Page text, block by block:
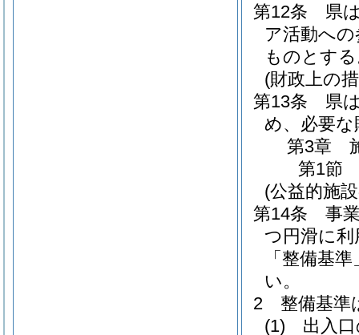
第12条
県
ア活動へ
ものとす
(財政上の
第13条
県
め、必要
第3章
第1節
(公益的施
第14条
事
つ円滑に
「整備基
い。
2
整備基準
(1)
出入